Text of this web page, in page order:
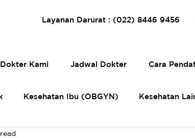
Layanan Darurat : (022) 8446 9456
Dokter Kami Jadwal Dokter Cara
Kesehatan Ibu (OBGYN) Kesehatan